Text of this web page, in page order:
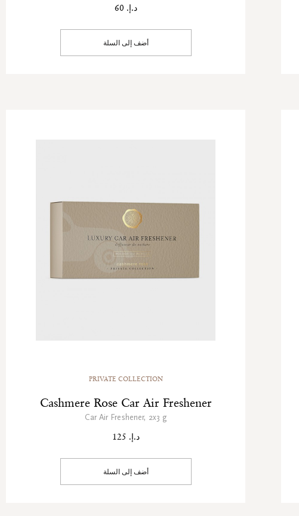
د.إ. 60
أضف إلى السلة
PRIVATE COLLECTION
Cashmere Rose Car Air Freshener
Car Air Freshener, 2x3 g
د.إ. 125
أضف إلى السلة